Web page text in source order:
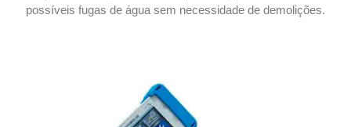
possíveis fugas de água sem necessidade de demolições.